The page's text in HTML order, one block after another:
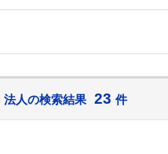
法人の検索結果 23 件